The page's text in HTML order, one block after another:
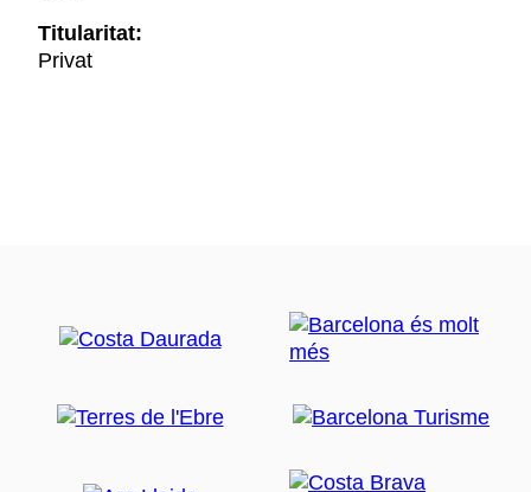
Titularitat:
Privat